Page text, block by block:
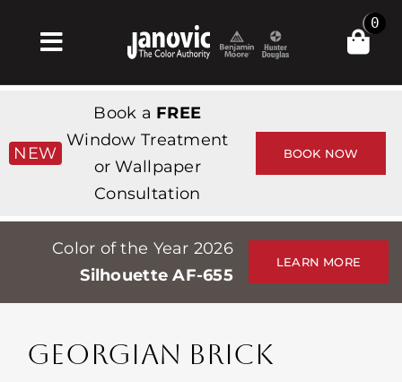
Toggle
Navigation
Products & Services
가게
Professionals
Stores
Events
0
NEW
Book a FREE
Window Treatment
or Wallpaper
Consultation
BOOK NOW
Color of the Year 2026
Silhouette AF-655
LEARN MORE
GEORGIAN BRICK